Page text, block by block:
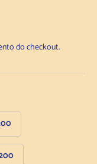
do checkout.